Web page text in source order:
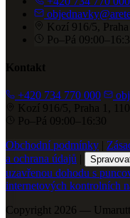
Kozí 916/5,
Po–Pá
Kontakt
+420 734 770 000
Kozí 916/5, Praha 1,
Po–Pá 09:00–16:30
Obchodní podmínky |
a ochrana údajů |
uzavřenou dohodu s
internetových kontrolních
Copyright 2026 —